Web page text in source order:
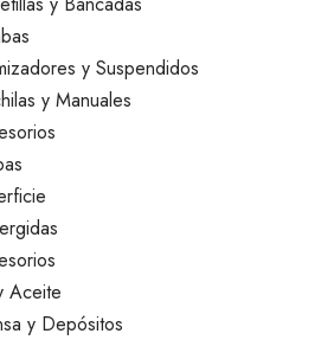
y Suspendidos
y Manuales
Aceite
y Depósitos